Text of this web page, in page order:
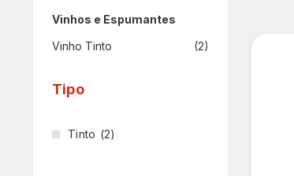
Vinhos e Espumantes
Vinho Tinto
(2)
Tipo
Tinto (2)